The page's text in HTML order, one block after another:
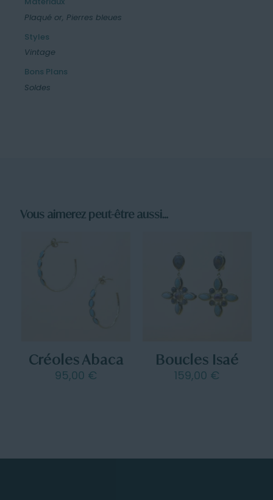
Plaqué or, Pierres bleues
Styles
Vintage
Bons Plans
Soldes
Vous aimerez peut-être aussi…
Créoles Abaca
95,00 €
Boucles Isaé
159,00 €